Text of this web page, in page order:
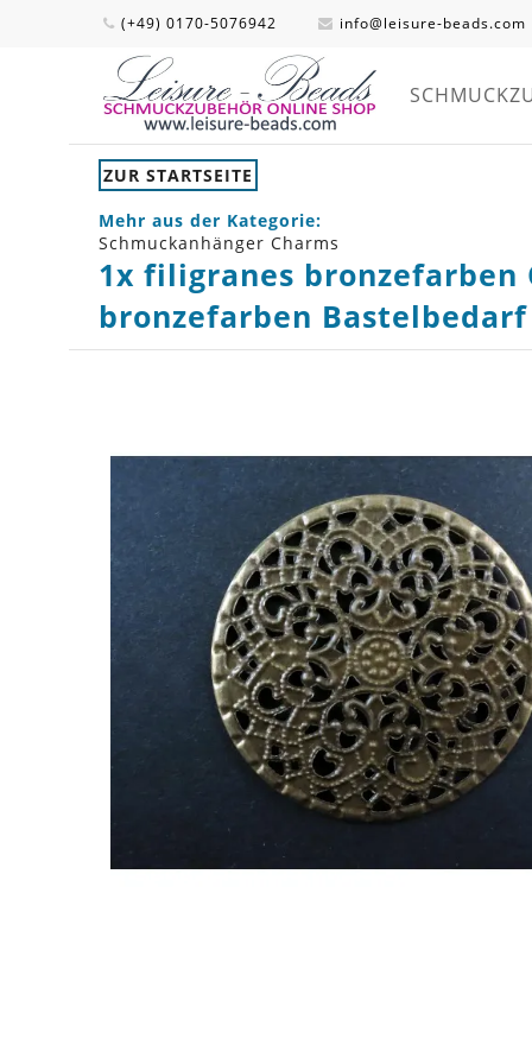
(+49) 0170-5076942 info@leisure-beads.com
ZUR STARTSEITE
Mehr aus der Kategorie:
Schmuckanhänger Charms
1x filigranes bronzefarben
bronzefarben Bastelbedarf